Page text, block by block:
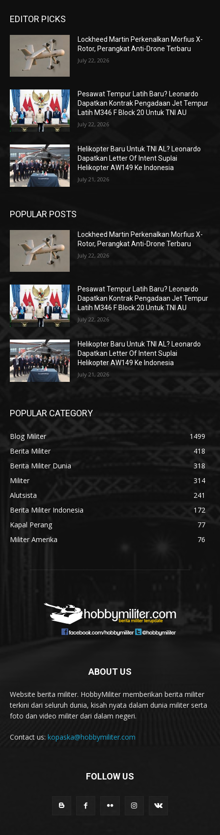
EDITOR PICKS
Lockheed Martin Perkenalkan Morfius X-
Rotor, Perangkat Anti-Drone Terbaru
July 22, 2026
Pesawat Tempur Latih Baru? Leonardo
Dapatkan Kontrak Pengadaan Jet Tempur
Latih M346 F Block 20 Untuk TNI AU
July 22, 2026
Helikopter Baru Untuk TNI AL? Leonardo
Dapatkan Letter Of Intent Suplai
Helikopter AW149 Ke Indonesia
July 21, 2026
POPULAR POSTS
Lockheed Martin Perkenalkan Morfius X-
Rotor, Perangkat Anti-Drone Terbaru
July 22, 2026
Pesawat Tempur Latih Baru? Leonardo
Dapatkan Kontrak Pengadaan Jet Tempur
Latih M346 F Block 20 Untuk TNI AU
July 22, 2026
Helikopter Baru Untuk TNI AL? Leonardo
Dapatkan Letter Of Intent Suplai
Helikopter AW149 Ke Indonesia
July 21, 2026
POPULAR CATEGORY
Blog Militer
1499
Berita Militer
418
Berita Militer Dunia
318
Militer
314
Alutsista
241
Berita Militer Indonesia
172
Kapal Perang
77
Militer Amerika
76
ABOUT US
Website berita militer. HobbyMiliter memberikan berita militer
terkini dari seluruh dunia, kisah nyata dalam dunia militer serta
foto dan video militer dari dalam negeri.
Contact us: kopaska@hobbymiliter.com
FOLLOW US